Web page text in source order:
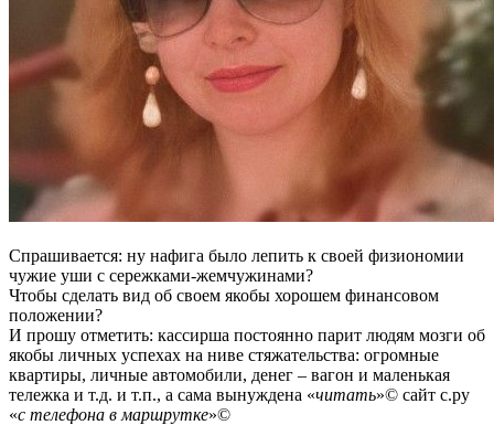
Спрашивается: ну нафига было лепить к своей физиономии
чужие уши с сережками-жемчужинами?
Чтобы сделать вид об своем якобы хорошем финансовом
положении?
И прошу отметить: кассирша постоянно парит людям мозги об
якобы личных успехах на ниве стяжательства: огромные
квартиры, личные автомобили, денег – вагон и маленькая
тележка и т.д. и т.п., а сама вынуждена «читать»© сайт с.ру
«с телефона в маршрутке»©